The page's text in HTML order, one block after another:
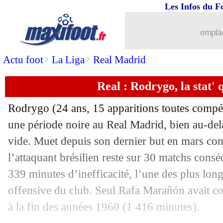
Actu foot> La Liga> Real Madrid
Les Infos du
Real : Rodrygo, la stat'
Rodrygo (24 ans, 15 apparitions toutes
une période noire au Real Madrid, bien au-
vide. Muet depuis son dernier but en mars
l’attaquant brésilien reste sur 30 matchs
339 minutes d’inefficacité, l’une des plus
offensive du club. Seul Rafa Marañón avait
à la fin des années 1960 (1 416 minutes).
: Doué réagit à son Golden Boy
01/12 Barça: Ter Stegen, de retour et
Espagne
01/12 Lyon: Mangala, dix mois plus tard
01/12 Nice: l'inquiétude de la direction
01/12 Nantes: la stat' qui fait peur
01/12 C3: Young Boys-Lille ne sera pas
01/12 Strasbourg : Rosenior assume ses